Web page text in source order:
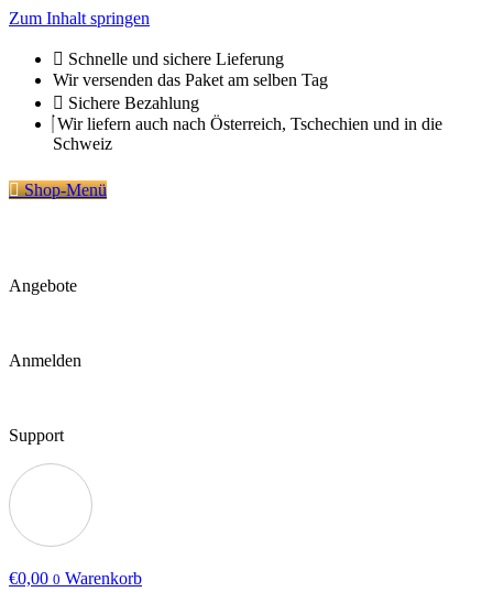
Zum Inhalt springen
Schnelle und sichere Lieferung
Wir versenden das Paket am selben Tag
Sichere Bezahlung
Wir liefern auch nach Österreich, Tschechien und in die
Schweiz
Shop-Menü
Angebote
Anmelden
Support
€0,00 0 Warenkorb